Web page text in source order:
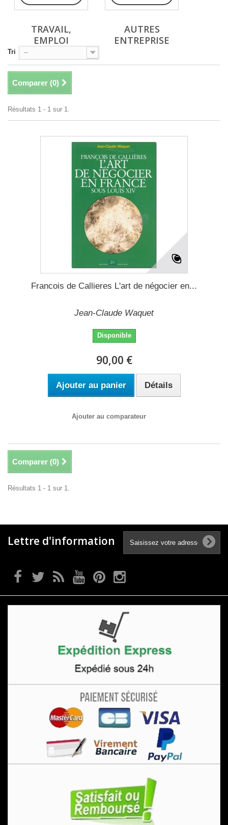
TRAVAIL,
EMPLOI
AUTRES
ENTREPRISE
Tri --
Comparer (0)
Résultats 1 - 1 sur 1.
Francois de Callieres L'art de négocier en...
Jean-Claude Waquet
Disponible
90,00 €
Ajouter au panier Détails
Ajouter au comparateur
Comparer (0)
Résultats 1 - 1 sur 1.
Lettre d'information